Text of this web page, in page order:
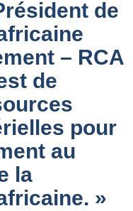
de
– RCA
de
pour
au
la
»